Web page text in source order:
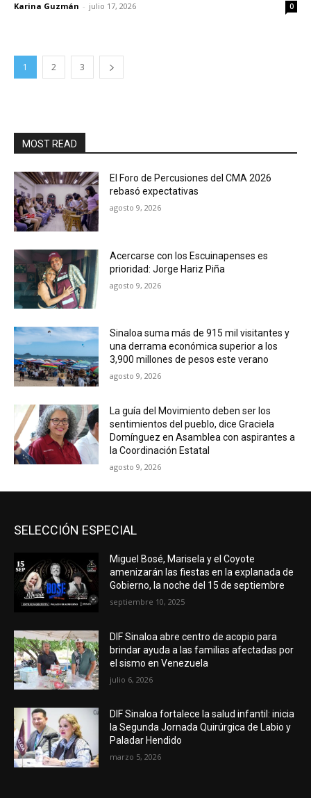
Karina Guzmán - julio 17, 2026 0
1 2 3
MOST READ
El Foro de Percusiones del CMA 2026
rebasó expectativas
agosto 9, 2026
Acercarse con los Escuinapenses es
prioridad: Jorge Hariz Piña
agosto 9, 2026
Sinaloa suma más de 915 mil visitantes y
una derrama económica superior a los
3,900 millones de pesos este verano
agosto 9, 2026
La guía del Movimiento deben ser los
sentimientos del pueblo, dice Graciela
Domínguez en Asamblea con aspirantes a
la Coordinación Estatal
agosto 9, 2026
SELECCIÓN ESPECIAL
Miguel Bosé, Marisela y el Coyote
amenizarán las fiestas en la explanada de
Gobierno, la noche del 15 de septiembre
septiembre 10, 2025
DIF Sinaloa abre centro de acopio para
brindar ayuda a las familias afectadas por
el sismo en Venezuela
julio 6, 2026
DIF Sinaloa fortalece la salud infantil: inicia
la Segunda Jornada Quirúrgica de Labio y
Paladar Hendido
marzo 5, 2026